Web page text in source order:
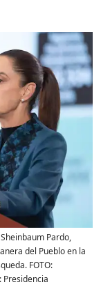
Pardo,
del Pueblo en la
FOTO:
Presidencia